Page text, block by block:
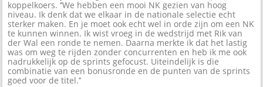
koppelkoers. ‘’We hebben een mooi NK gezien van hoog
niveau. Ik denk dat we elkaar in de nationale selectie echt
sterker maken. En je moet ook echt wel in orde zijn om een NK
te kunnen winnen. Ik wist vroeg in de wedstrijd met Rik van
der Wal een ronde te nemen. Daarna merkte ik dat het lastig
was om weg te rijden zonder concurrenten en heb ik me ook
nadrukkelijk op de sprints gefocust. Uiteindelijk is die
combinatie van een bonusronde en de punten van de sprints
goed voor de titel.’’